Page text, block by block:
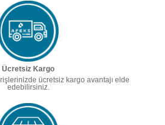
Ücretsiz Kargo
ücretsiz kargo avantajı elde
edebilirsiniz.